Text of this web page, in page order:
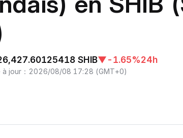
SHIB▼-1.65%24h
à jour ： 2026/08/08 17:28 (GMT+0)